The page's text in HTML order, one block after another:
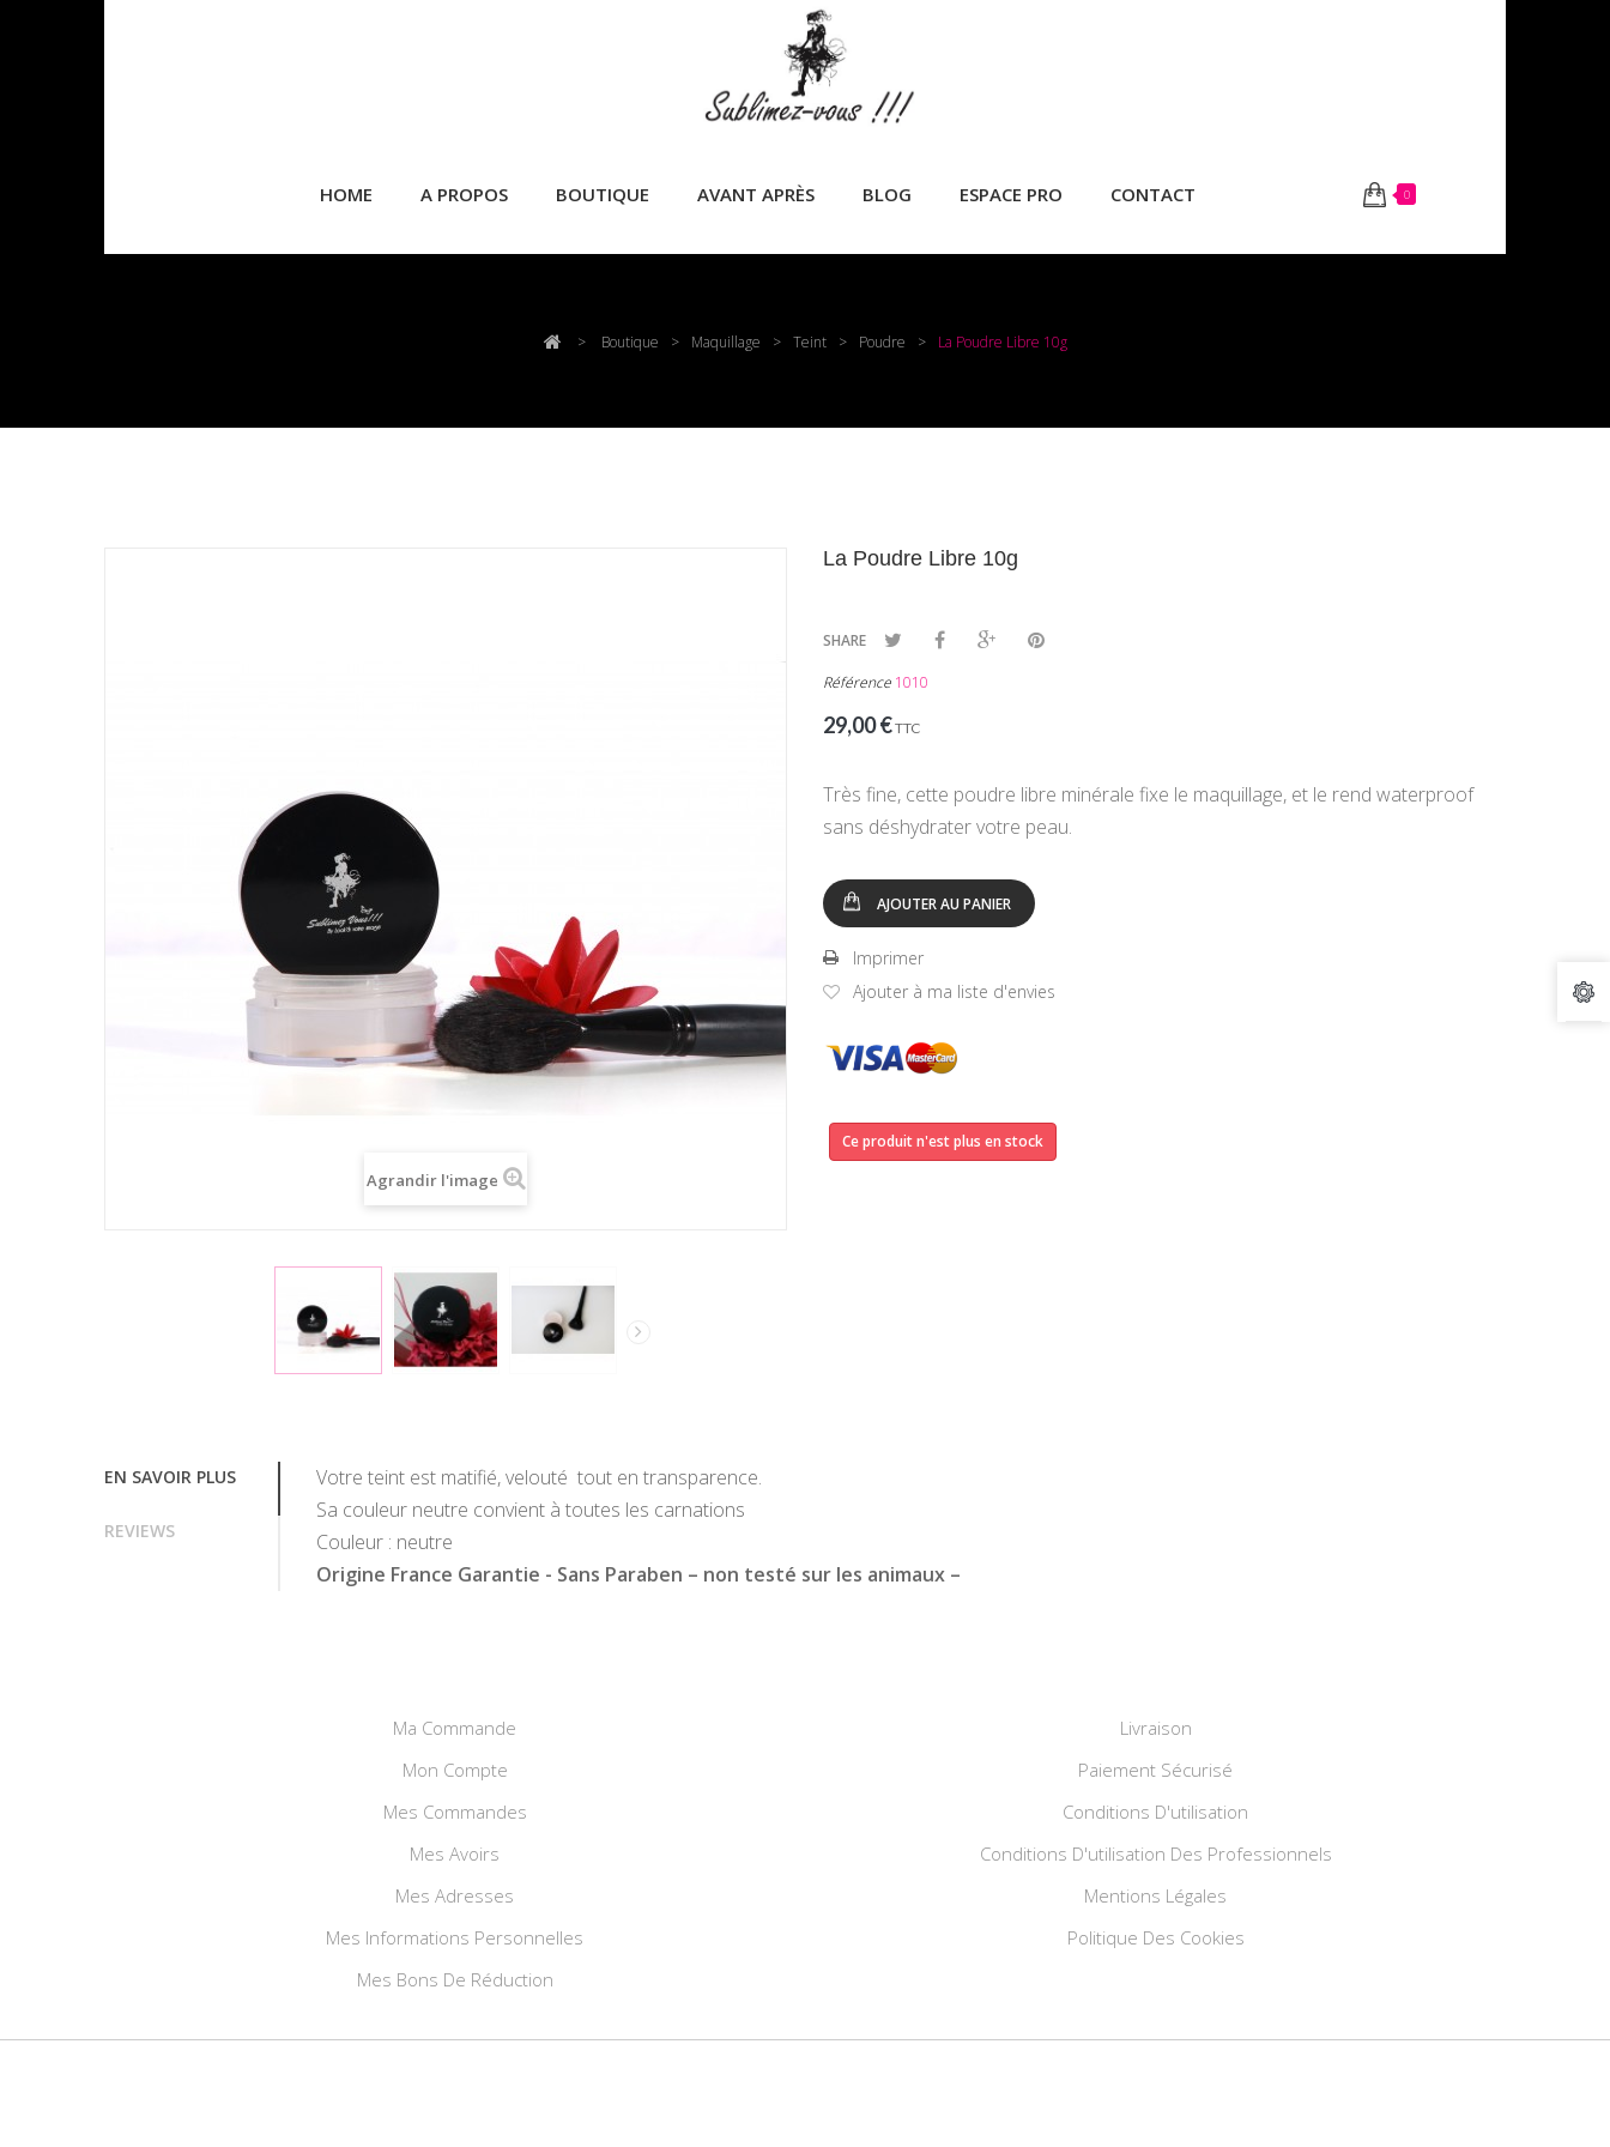
0
HOME A PROPOS BOUTIQUE AVANT APRÈS BLOG ESPACE PRO CONTACT
> Boutique > Maquillage > Teint > Poudre > La Poudre Libre 10g
Agrandir l'image
La Poudre Libre 10g
SHARE
Référence 1010
29,00 €TTC
Très fine, cette poudre libre minérale fixe le maquillage, et le rend waterproof
sans déshydrater votre peau.
AJOUTER AU PANIER
Imprimer
Ajouter à ma liste d'envies
Ce produit n'est plus en stock
EN SAVOIR PLUS
REVIEWS
Votre teint est matifié, velouté tout en transparence.
Sa couleur neutre convient à toutes les carnations
Couleur : neutre
Origine France Garantie - Sans Paraben – non testé sur les animaux –
Ma Commande
Mon Compte
Mes Commandes
Mes Avoirs
Mes Adresses
Mes Informations Personnelles
Mes Bons De Réduction
Livraison
Paiement Sécurisé
Conditions D'utilisation
Conditions D'utilisation Des Professionnels
Mentions Légales
Politique Des Cookies